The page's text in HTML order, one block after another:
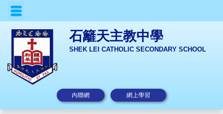
石籬天主教中學
SHEK LEI CATHOLIC SECONDARY SCHOOL
內聯網 網上學習